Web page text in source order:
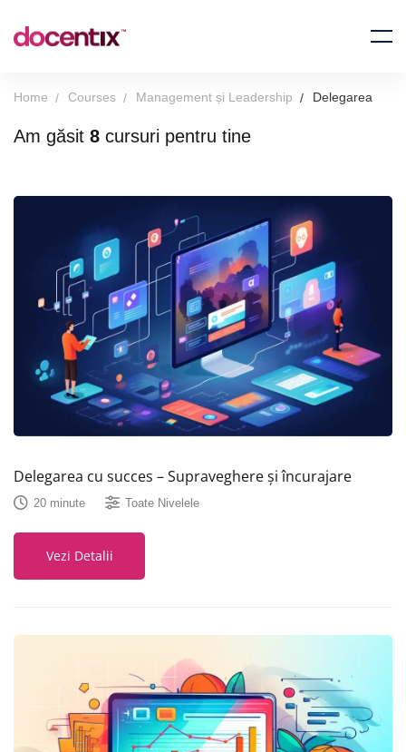
Home Courses Management și Leadership Delegarea
Am găsit 8 cursuri pentru tine
Delegarea cu succes – Supraveghere și încurajare
20 minute Toate Nivelele
Vezi Detalii